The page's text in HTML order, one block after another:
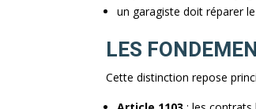
un garagiste doit réparer
LES
Cette distinction repose